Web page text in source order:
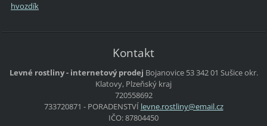
hvozdík
Kontakt
Levné rostliny - internetový prodej Bojanovice 53342 01 Sušiceokr.
Klatovy, Plzeňský kraj
720558692
733720871 - PORADENSTVÍ levne.rostliny@email.cz
IČO: 87804450